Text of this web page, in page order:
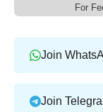
For
Join
Join